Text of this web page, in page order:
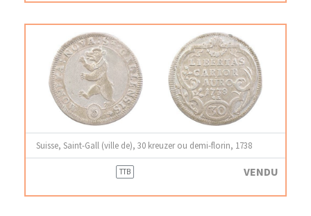
Suisse, Saint-Gall (ville de), 30 kreuzer ou demi-florin, 1738
TTB VENDU